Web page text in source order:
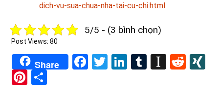
dich-vu-sua-chua-nha-tai-cu-chi.html
5/5 - (3 bình chọn)
Post Views: 80
Share Facebook
TwitterLinkedIn
Tumblr
Pinterest